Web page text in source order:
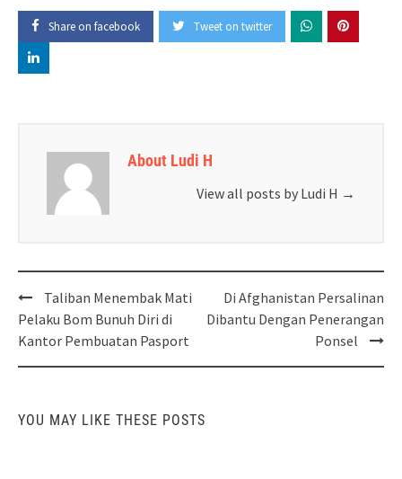
Share on facebook Tweet on twitter
About Ludi H
View all posts by Ludi H →
Post
navigation
Taliban Menembak Mati
Pelaku Bom Bunuh Diri di
Kantor Pembuatan Pasport
Di Afghanistan Persalinan
Dibantu Dengan Penerangan
Ponsel
YOU MAY LIKE THESE POSTS